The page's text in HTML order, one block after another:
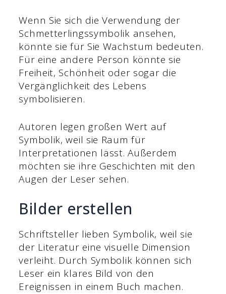
Wenn Sie sich die Verwendung der
Schmetterlingssymbolik ansehen,
könnte sie für Sie Wachstum bedeuten.
Für eine andere Person könnte sie
Freiheit, Schönheit oder sogar die
Vergänglichkeit des Lebens
symbolisieren.
Autoren legen großen Wert auf
Symbolik, weil sie Raum für
Interpretationen lässt. Außerdem
möchten sie ihre Geschichten mit den
Augen der Leser sehen.
Bilder erstellen
Schriftsteller lieben Symbolik, weil sie
der Literatur eine visuelle Dimension
verleiht. Durch Symbolik können sich
Leser ein klares Bild von den
Ereignissen in einem Buch machen.